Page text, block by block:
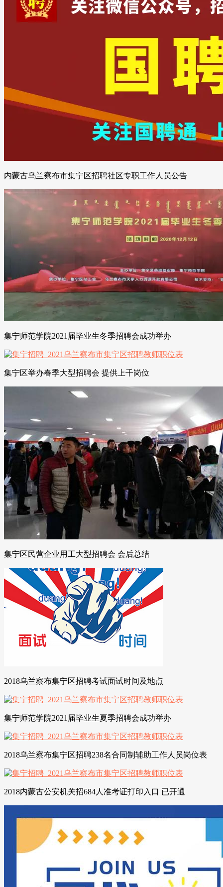
内蒙古乌兰察布市集宁区招聘社区专职工作人员公告
集宁师范学院2021届毕业生冬季招聘会成功举办
集宁区举办春季大型招聘会 提供上千岗位
集宁区民营企业用工大型招聘会 会后总结
2018乌兰察布集宁区招聘考试面试时间及地点
集宁师范学院2021届毕业生夏季招聘会成功举办
2018乌兰察布集宁区招聘238名合同制辅助工作人员岗位表
2018内蒙古公安机关招684人准考证打印入口 已开通